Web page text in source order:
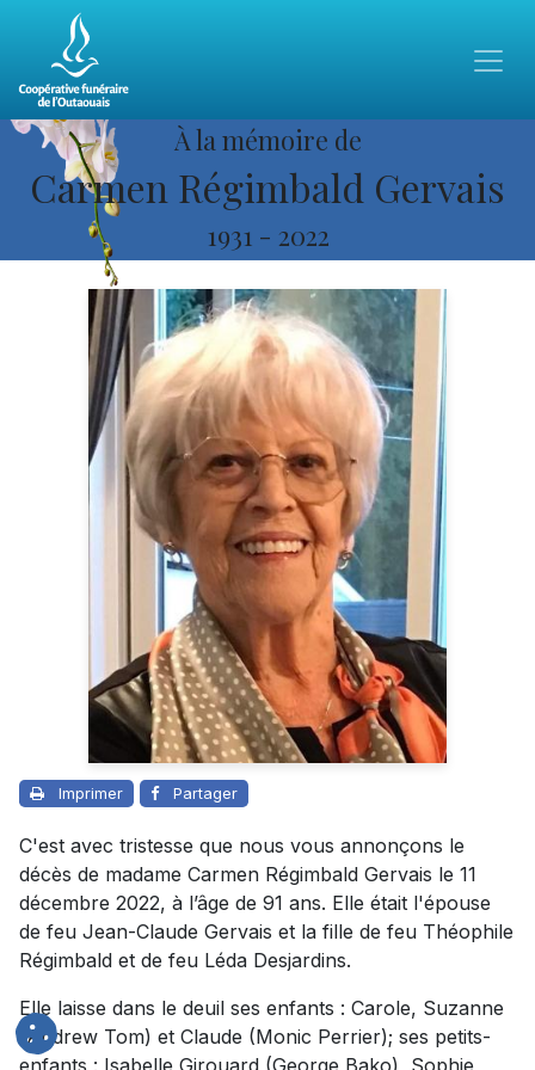
À la mémoire de
Carmen Régimbald Gervais
1931 - 2022
Imprimer Partager
C'est avec tristesse que nous vous annonçons le
décès de madame Carmen Régimbald Gervais le 11
décembre 2022, à l’âge de 91 ans. Elle était l'épouse
de feu Jean-Claude Gervais et la fille de feu Théophile
Régimbald et de feu Léda Desjardins.
Elle laisse dans le deuil ses enfants : Carole, Suzanne
(Andrew Tom) et Claude (Monic Perrier); ses petits-
enfants : Isabelle Girouard (George Bako), Sophie